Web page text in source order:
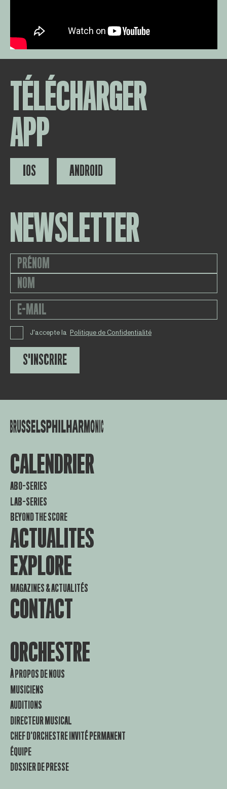
TÉLÉCHARGER
APP
IOS ANDROID
NEWSLETTER
J'accepte la Politique de Confidentialité
S'INSCRIRE
CALENDRIER
ABO-SERIES
LAB-SERIES
BEYOND THE SCORE
ACTUALITES
EXPLORE
MAGAZINES & ACTUALITÉS
CONTACT
ORCHESTRE
À PROPOS DE NOUS
MUSICIENS
AUDITIONS
DIRECTEUR MUSICAL
CHEF D’ORCHESTRE INVITÉ PERMANENT
ÉQUIPE
DOSSIER DE PRESSE